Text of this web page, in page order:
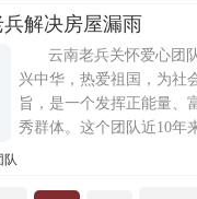
愿者们精心准备了一批端
昆明潘祥记工贸有限公司
云南省昆明市的每一位抗
解决房屋漏雨
云南老兵关怀爱心团
兴中华，热爱祖国，为社
旨，是一个发挥正能量、
秀群体。这个团队近10年
抗战老兵关怀公益。团队
队